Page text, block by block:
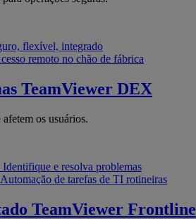
flexível, integrado
remoto no chão de fábrica
TeamViewer DEX
os usuários.
Identifique e resolva problemas
Automação de tarefas de TI rotineiras
TeamViewer Frontline